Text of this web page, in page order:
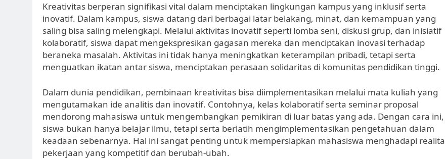
Kreativitas berperan signifikasi vital dalam menciptakan lingkungan kampus yang inklusif serta
inovatif. Dalam kampus, siswa datang dari berbagai latar belakang, minat, dan kemampuan yang
saling bisa saling melengkapi. Melalui aktivitas inovatif seperti lomba seni, diskusi grup, dan inisiatif
kolaboratif, siswa dapat mengekspresikan gagasan mereka dan menciptakan inovasi terhadap
beraneka masalah. Aktivitas ini tidak hanya meningkatkan keterampilan pribadi, tetapi serta
menguatkan ikatan antar siswa, menciptakan perasaan solidaritas di komunitas pendidikan tinggi.
Dalam dunia pendidikan, pembinaan kreativitas bisa diimplementasikan melalui mata kuliah yang
mengutamakan ide analitis dan inovatif. Contohnya, kelas kolaboratif serta seminar proposal
mendorong mahasiswa untuk mengembangkan pemikiran di luar batas yang ada. Dengan cara ini,
siswa bukan hanya belajar ilmu, tetapi serta berlatih mengimplementasikan pengetahuan dalam
keadaan sebenarnya. Hal ini sangat penting untuk mempersiapkan mahasiswa menghadapi realita
pekerjaan yang kompetitif dan berubah-ubah.